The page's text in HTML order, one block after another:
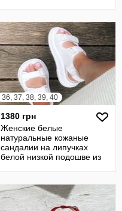
36, 37, 38, 39, 40
1380 грн
Женские белые
натуральные кожаные
сандалии на липучках
белой низкой подошве из